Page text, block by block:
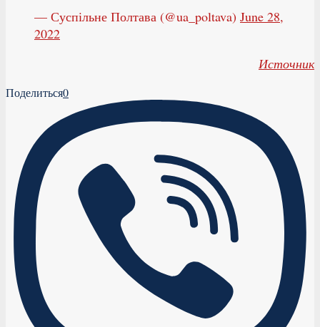
— Суспільне Полтава (@ua_poltava) June 28,
2022
Источник
Поделиться0